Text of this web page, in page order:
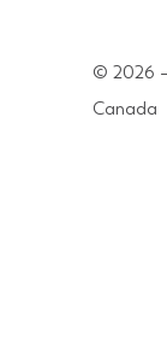
© 2026
Canada